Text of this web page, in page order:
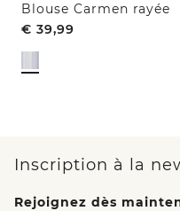
Blouse Carmen rayée
€ 39,99
Inscription à la
Rejoignez dès